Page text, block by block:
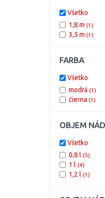
Všetko
1,8 m (1)
3,5 m (1)
FARBA
Všetko
modrá (1)
čierna (1)
OBJEM
Všetko
0,8 l (5)
1 l (4)
1,2 l (1)